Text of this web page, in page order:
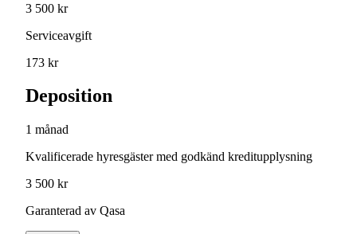
3 500 kr
Serviceavgift
173 kr
Deposition
1 månad
Kvalificerade hyresgäster med godkänd kreditupplysning
3 500 kr
Garanterad av Qasa